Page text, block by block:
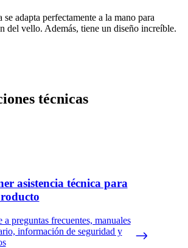
adapta perfectamente a la mano para
del vello. Además, tiene un diseño increíble.
técnicas
asistencia técnica para
a preguntas frecuentes, manuales
información de seguridad y